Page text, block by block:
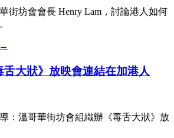
街坊會會長 Henry Lam，討論港人如何
舌大狀》放映會連結在加港人
：溫哥華街坊會組織辦《毒舌大狀》放